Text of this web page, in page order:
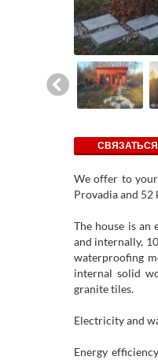
We offer to
Provadia and 52
The house is
and internally,
waterproofing
internal solid
granite tiles.
Electricity and
Energy